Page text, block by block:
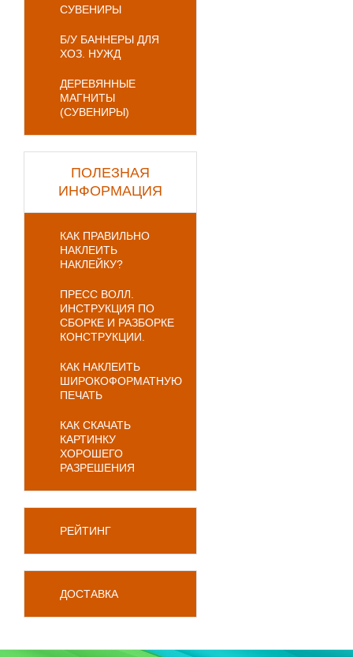
СУВЕНИРЫ
Б/У БАННЕРЫ ДЛЯ
ХОЗ. НУЖД
ДЕРЕВЯННЫЕ
МАГНИТЫ
(СУВЕНИРЫ)
ПОЛЕЗНАЯ
ИНФОРМАЦИЯ
КАК ПРАВИЛЬНО
НАКЛЕИТЬ
НАКЛЕЙКУ?
ПРЕСС ВОЛЛ.
ИНСТРУКЦИЯ ПО
СБОРКЕ И РАЗБОРКЕ
КОНСТРУКЦИИ.
КАК НАКЛЕИТЬ
ШИРОКОФОРМАТНУЮ
ПЕЧАТЬ
КАК СКАЧАТЬ
КАРТИНКУ
ХОРОШЕГО
РАЗРЕШЕНИЯ
РЕЙТИНГ
ДОСТАВКА